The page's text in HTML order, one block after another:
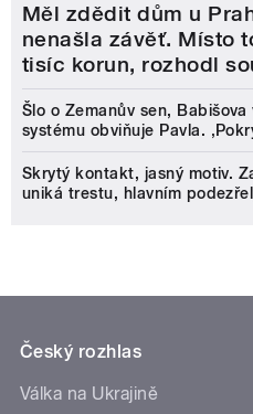
Měl zdědit dům u
nenašla závěť. Místo
tisíc korun, rozhodl
Šlo o Zemanův sen,
systému obviňuje Pavla.
Skrytý kontakt, jasný motiv.
uniká trestu, hlavním
Český rozhlas
Válka na Ukrajině